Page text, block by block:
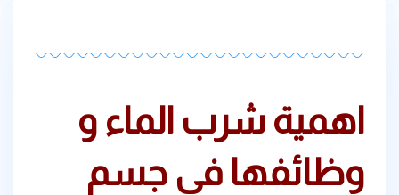
اهمية شرب الماء و
وظائفها في جسم